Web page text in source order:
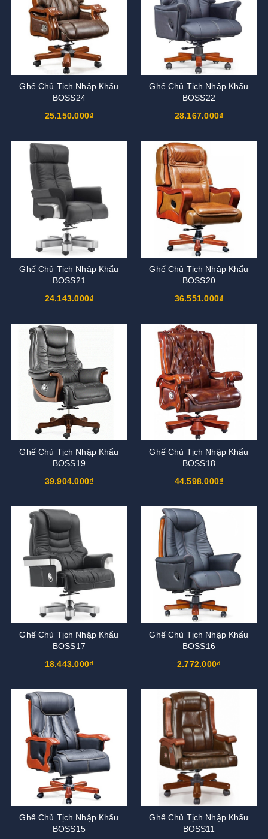
Ghế Chủ Tịch Nhập Khẩu
BOSS24
25.150.000₫
Ghế Chủ Tịch Nhập Khẩu
BOSS22
28.167.000₫
Ghế Chủ Tịch Nhập Khẩu
BOSS21
24.143.000₫
Ghế Chủ Tịch Nhập Khẩu
BOSS20
36.551.000₫
Ghế Chủ Tịch Nhập Khẩu
BOSS19
39.904.000₫
Ghế Chủ Tịch Nhập Khẩu
BOSS18
44.598.000₫
Ghế Chủ Tịch Nhập Khẩu
BOSS17
18.443.000₫
Ghế Chủ Tịch Nhập Khẩu
BOSS16
2.772.000₫
Ghế Chủ Tịch Nhập Khẩu
BOSS15
Ghế Chủ Tịch Nhập Khẩu
BOSS11